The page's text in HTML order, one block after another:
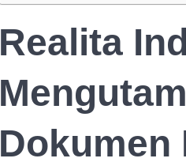
Realita
Dokumen